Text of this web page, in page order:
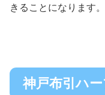
きることになります。
神戸布引ハ